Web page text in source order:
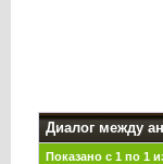
Диалог между
Показано с 1 по 1